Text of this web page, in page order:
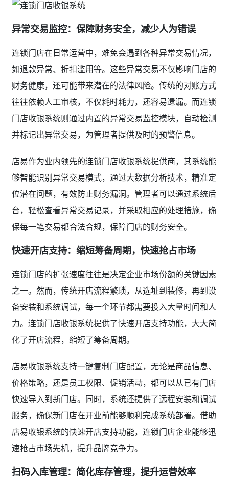
异常交易监控：保障财务安全，减少人为错误
连锁门店在日常运营中，难免会遇到各种异常交易情况，
如退款异常、折扣滥用等。这些异常交易不仅影响门店的
财务健康，还可能带来潜在的法律风险。传统的对账方式
往往依赖人工审核，不仅耗时耗力，还容易遗漏。而连锁
门店收银系统则通过内置的异常交易监控模块，自动检测
并标记出异常交易，为管理者提供及时的预警信息。
店易作为业内领先的连锁门店收银系统提供商，其系统能
够智能识别异常交易模式，通过大数据分析技术，精准定
位潜在问题，有效防止财务漏洞。管理者可以通过系统后
台，轻松查看异常交易记录，并采取相应的处理措施，确
保每一笔交易都合法合规，保障门店的财务安全。
快速开店支持：缩短筹备周期，快速抢占市场
连锁门店的扩张速度往往是决定企业市场份额的关键因素
之一。然而，传统开店流程繁琐，从选址到装修，再到设
备安装和系统调试，每一个环节都需要投入大量时间和人
力。连锁门店收银系统提供了快速开店支持功能，大大简
化了开店流程，缩短了筹备周期。
店易收银系统支持一键复制门店配置，无论是商品信息、
价格策略，还是员工权限、促销活动，都可以从已有门店
快速导入到新门店。同时，系统还提供了远程安装和调试
服务，确保新门店在开业前能够顺利完成系统部署。借助
店易收银系统的快速开店支持功能，连锁门店企业能够迅
速抢占市场先机，提升品牌竞争力。
扫码入库管理：简化库存管理，提升运营效率